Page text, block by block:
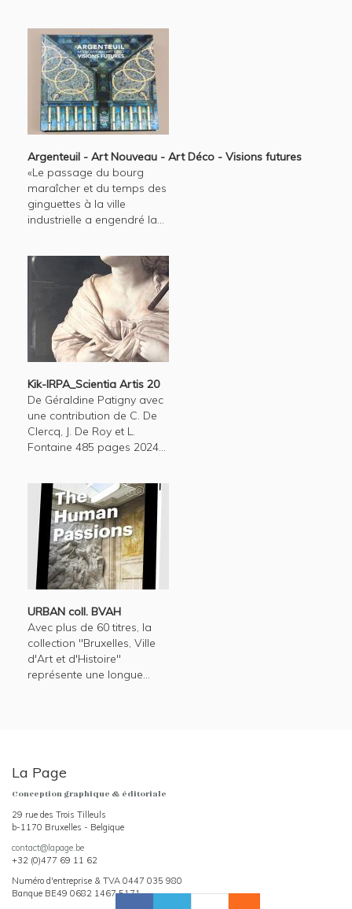
Argenteuil - Art Nouveau - Art Déco - Visions futures
«Le passage du bourg
maraîcher et du temps des
ginguettes à la ville
industrielle a engendré la...
Kik-IRPA_Scientia Artis 20
De Géraldine Patigny avec
une contribution de C. De
Clercq, J. De Roy et L.
Fontaine 485 pages 2024...
URBAN coll. BVAH
Avec plus de 60 titres, la
collection "Bruxelles, Ville
d'Art et d'Histoire"
représente une longue...
La Page
Conception graphique & éditoriale
29 rue des Trois Tilleuls
b-1170 Bruxelles - Belgique
contact@lapage.be
+32 (0)477 69 11 62
Numéro d'entreprise & TVA 0447 035 980
Banque BE49 0682 1467 5171